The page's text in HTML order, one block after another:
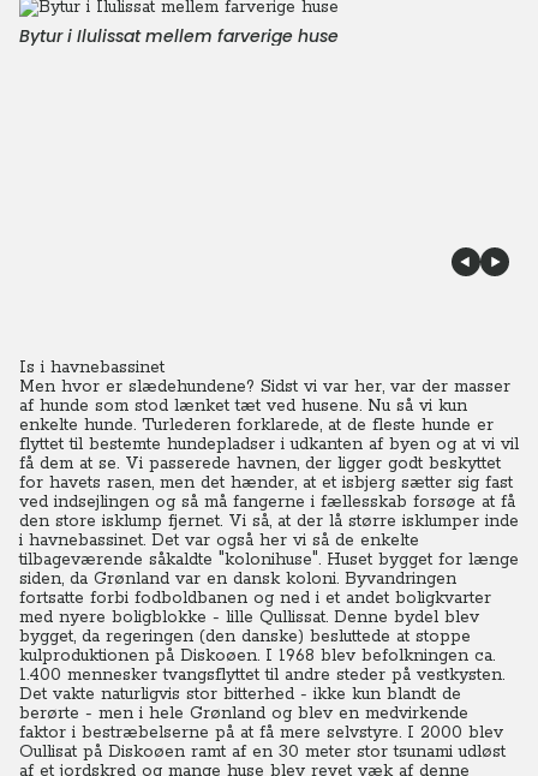
Bytur i Ilulissat mellem farverige huse
Is i havnebassinet
Men hvor er slædehundene? Sidst vi var her, var der masser
af hunde som stod lænket tæt ved husene. Nu så vi kun
enkelte hunde. Turlederen forklarede, at de fleste hunde er
flyttet til bestemte hundepladser i udkanten af byen og at vi vil
få dem at se. Vi passerede havnen, der ligger godt beskyttet
for havets rasen, men det hænder, at et isbjerg sætter sig fast
ved indsejlingen og så må fangerne i fællesskab forsøge at få
den store isklump fjernet. Vi så, at der lå større isklumper inde
i havnebassinet. Det var også her vi så de enkelte
tilbageværende såkaldte "kolonihuse". Huset bygget for længe
siden, da Grønland var en dansk koloni. Byvandringen
fortsatte forbi fodboldbanen og ned i et andet boligkvarter
med nyere boligblokke - lille Qullissat. Denne bydel blev
bygget, da regeringen (den danske) besluttede at stoppe
kulproduktionen på Diskoøen. I 1968 blev befolkningen ca.
1.400 mennesker tvangsflyttet til andre steder på vestkysten.
Det vakte naturligvis stor bitterhed - ikke kun blandt de
berørte - men i hele Grønland og blev en medvirkende
faktor i bestræbelserne på at få mere selvstyre. I 2000 blev
Oullisat på Diskoøen ramt af en 30 meter stor tsunami udløst
af et jordskred og mange huse blev revet væk af denne